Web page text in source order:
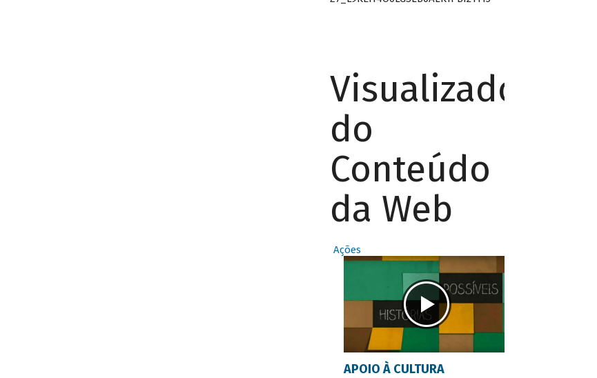
Visualizador
do
Conteúdo
da Web
Ações
APOIO À CULTURA